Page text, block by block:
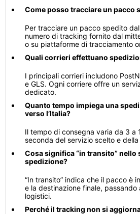
Come posso tracciare un pacco
Per tracciare un pacco spedito
numero di tracking fornito dal
o su piattaforme di tracciamento
Quali corrieri effettuano
I principali corrieri includono
e GLS. Ogni corriere offre un
dedicato.
Quanto tempo impiega una
verso l’Italia?
Il tempo di consegna varia da 3 a
seconda del servizio scelto e
Cosa significa “in transito” nello
spedizione?
“In transito” indica che il pacco è
e la destinazione finale,
logistici.
Perché il tracking non si